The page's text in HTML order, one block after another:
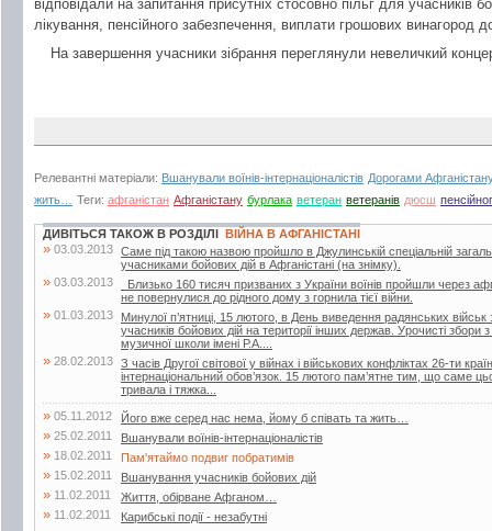
відповідали на запитання присутніх стосовно пільг для учасників
лікування, пенсійного забезпечення, виплати грошових винагород
На завершення учасники зібрання переглянули невеличкий
Релевантні матеріали: Вшанували воїнів-інтернаціоналістів Дорогами
жить…
Теги: афганістан Афганістану бурлака ветеран ветеранів дюсш
ДИВІТЬСЯ ТАКОЖ В РОЗДІЛІ ВІЙНА В АФГАНІСТАНІ
» 03.03.2013 Саме під такою назвою пройшло в Джулинській спеціальній
учасниками бойових дій в Афганістані (на знімку).
» 03.03.2013
Близько 160 тисяч призваних з України воїнів пройшли через
не повернулися до рідного дому з горнила тієї війни.
» 01.03.2013
Минулої п’ятниці, 15 лютого, в День виведення радянських
учасників бойових дій на території інших держав. Урочисті збори
музичної школи імені Р.А....
» 28.02.2013 З часів Другої світової у війнах і військових конфліктах 26-ти
інтернаціональний обов’язок. 15 лютого пам’ятне тим, що саме
тривала і тяжка...
» 05.11.2012 Його вже серед нас нема, йому б співать та жить…
» 25.02.2011 Вшанували воїнів-інтернаціоналістів
» 18.02.2011 Пам'ятаймо подвиг побратимів
» 15.02.2011 Вшанування учасників бойових дій
» 11.02.2011 Життя, обірване Афганом…
» 11.02.2011 Карибські події - незабутні